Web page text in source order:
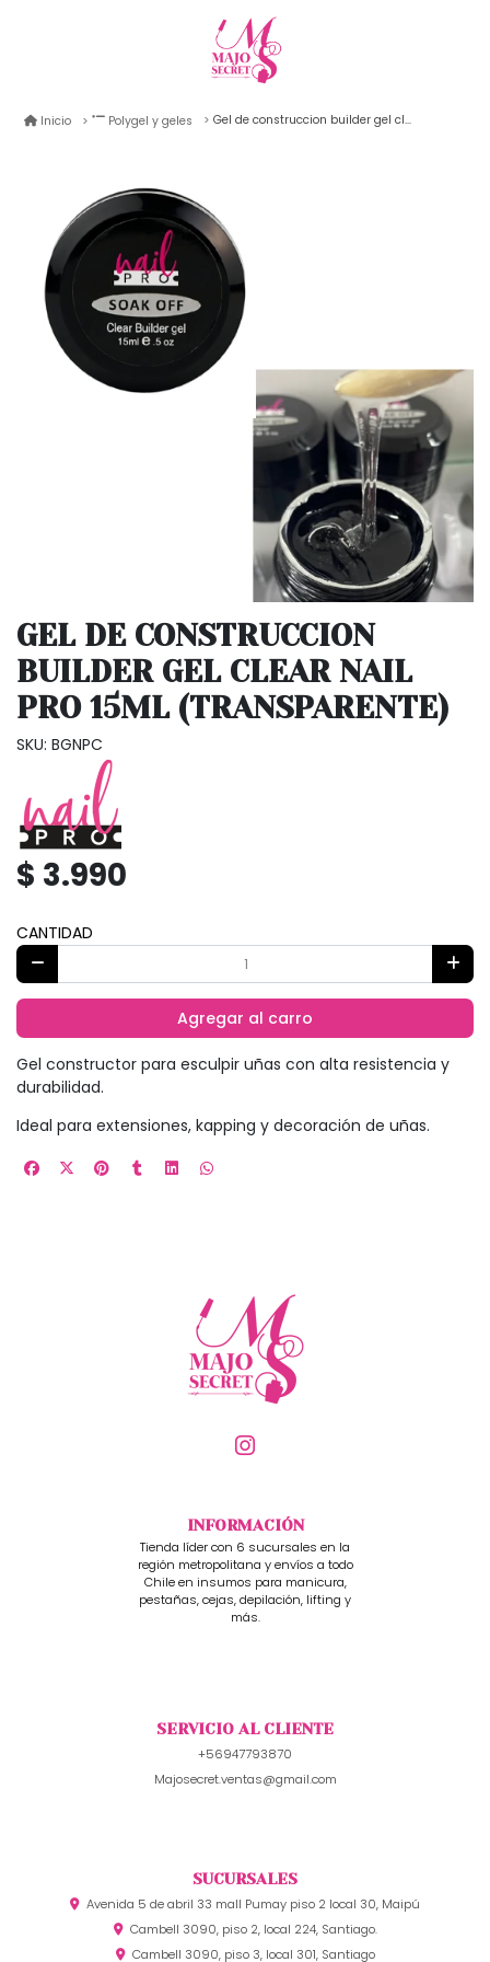
Inicio Polygel y geles Gel de construccion builder gel clear nail pro 15ml (transparente)
GEL DE CONSTRUCCION
BUILDER GEL CLEAR NAIL
PRO 15ML (TRANSPARENTE)
SKU: BGNPC
$ 3.990
CANTIDAD
Agregar al carro
Gel constructor para esculpir uñas con alta resistencia y
durabilidad.
Ideal para extensiones, kapping y decoración de uñas.
INFORMACIÓN
Tienda líder con 6 sucursales en la
región metropolitana y envíos a todo
Chile en insumos para manicura,
pestañas, cejas, depilación, lifting y
más.
SERVICIO AL CLIENTE
+56947793870
Majosecret.ventas@gmail.com
SUCURSALES
Avenida 5 de abril 33 mall Pumay piso 2 local 30, Maipú
Cambell 3090, piso 2, local 224, Santiago.
Cambell 3090, piso 3, local 301, Santiago